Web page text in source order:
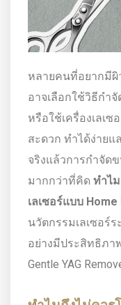
หลายคนที่อยากมีผิ
อาจเลือกใช้วิธีกำ
หรือใช้เครื่องเลเซ
สะดวก ทำได้ง่ายแ
จริงแล้วการกำจัด
มากกว่าที่คิด ทำไ
เลเซอร์แบบ
นวัตกรรมเลเซอร์ร
อย่างมีประสิทธิภา
Gentle YAG